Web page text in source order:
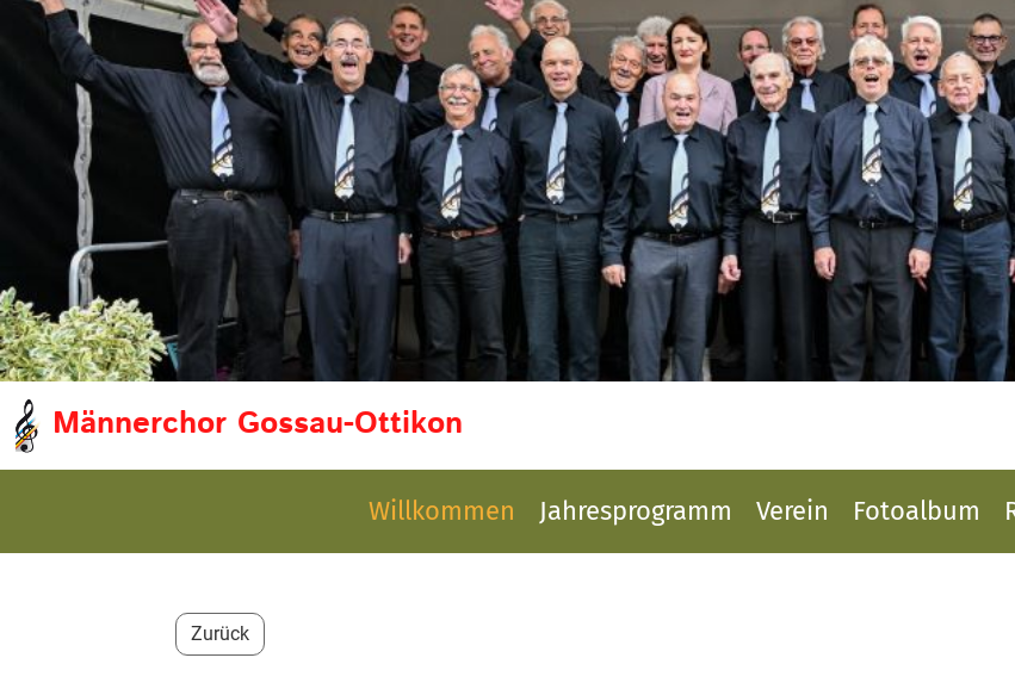
Männerchor Gossau-Ottikon
Willkommen Jahresprogramm Verein Fotoalbum
Zurück